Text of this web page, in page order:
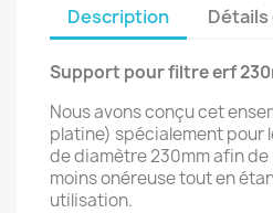
Description
Support pour filtre erf
Nous avons conçu cet
platine) spécialement pour
de diamètre 230mm afin
moins onéreuse tout en
utilisation.